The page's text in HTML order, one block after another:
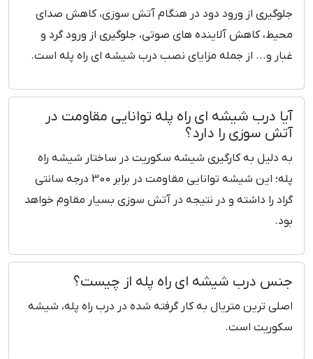
جلوگیری از ورود دود در هنگام آتش سوزی، کاهش صدای
محیط، کاهش آلاینده های صوتی، جلوگیری از ورود گرد و
غبار و... از جمله مزایای نصب درب شیشه ای راه پله است.
آیا درب شیشه ای راه پله توانایی مقاومت در
آتش سوزی را دارد؟
به دلیل به کارگیری شیشه سکوریت در ساختار شیشه راه
پله؛ این شیشه توانایی مقاومت در برابر 300 درجه سانتی
گراد را داشته و در نتیجه در آتش سوزی بسیار مقاوم خواهد
بود.
جنس درب شیشه ای راه پله از چیست؟
اصلی ترین متريال به کار گرفته شده در درب راه پله، شیشه
سکوریت است.